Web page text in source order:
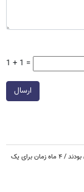
1 + 1 =
ارسال
وجود فسفر در بمباران لامرد تأیید شد / هدف بمبچه‌ها غیرنظامیان بودند / ۴ ماه زمان برای یک